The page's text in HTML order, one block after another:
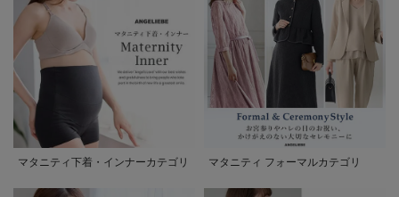
マタニティ下着・インナーカテゴリ マタニティ フォーマルカテゴリ